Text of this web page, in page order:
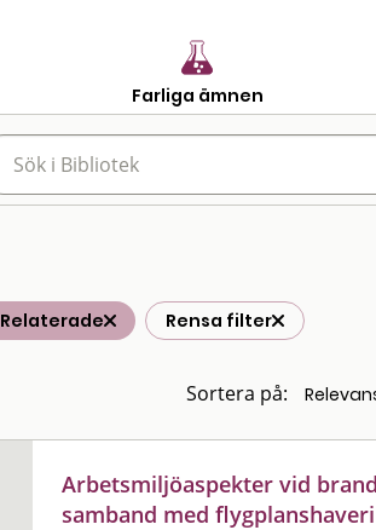
Farliga ämnen
Relaterade Rensa filter
Sortera på:
Arbetsmiljöaspekter vid
samband med flygplanshaveri